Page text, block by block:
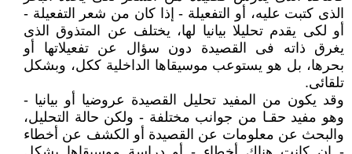
الذى كتبت عليه، أو التفعيلة - إذا كان من شعر التفعيلة -
أو لكى يقدم تحليلا بيانيا لها، يختلف عن المتذوق الذى
يغرق ذاته فى القصيدة دون سؤال عن تفعيلاتها أو
بحرها، بل هو يستوعب موسيقاها الداخلية ككل، وبشكل
تلقائى.
وقد يكون من المفيد تحليل القصيدة عروضيا أو بيانيا -
وهو مفيد حقـا من جوانب مختلفة - ولكن حالة التحليل،
والبحث عن معلومات عن القصيدة أو الكشف عن أخطاء